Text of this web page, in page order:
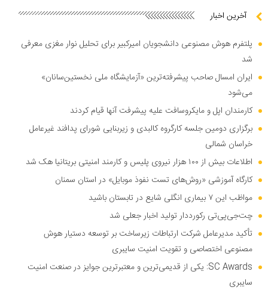
آخرین اخبار
پلتفرم هوش مصنوعی دانشجویان امیرکبیر برای تحلیل نوار مغزی معرفی
شد
ایران امسال صاحب پیشرفته‌ترین «آزمایشگاه ملی نخستین‌سانان»
می‌شود
کارمندان اپل و مایکروسافت علیه پیشرفت آنها قیام کردند
برگزاری دومین جلسه کارگروه کالبدی و زیربنایی شورای پدافند غیرعامل
خراسان شمالی
اطلاعات بیش از ۱۰۰ هزار نیروی پلیس و کارمند امنیتی بریتانیا هک شد
کارگاه آموزشی «روش‌های تست نفوذ موبایل» در استان سمنان
مواظب این ۷ بیماری انگلی شایع در تابستان باشید
چت‌جی‌پی‌تی رکورددار تولید اخبار جعلی شد
تأکید مدیرعامل شرکت ارتباطات زیرساخت بر توسعه دستیار هوش
مصنوعی اختصاصی و تقویت امنیت سایبری
SC Awards: یکی از قدیمی‌ترین و معتبرترین جوایز در صنعت امنیت
سایبری